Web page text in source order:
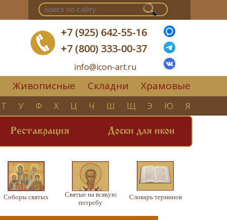
+7 (925) 642-55-16
+7 (800) 333-00-37
info@icon-art.ru
Живописные Складни Храмовые
Т У Ф Х Ц Ч Ш Щ Э Ю Я
Реставрация Доски для икон
Соборы святых
Святые на всякую
потребу
Словарь терминов